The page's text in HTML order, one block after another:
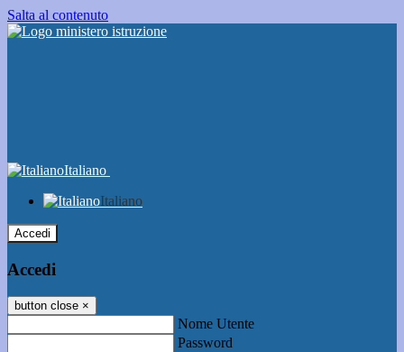
Salta al contenuto
Italiano
Italiano
Accedi
Accedi
button close ×
Nome Utente
Password